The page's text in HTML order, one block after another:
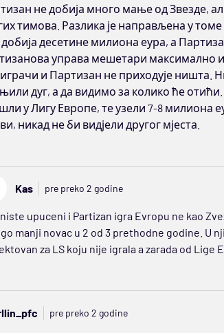
не добија много мање од Звезде,
тимова. Разлика је направљена у
добија десетине милиона еура, а
управа мешетари максимално
и Партизан не приходује ништа.
дуг, а да видимо за колико ће
у Лигу Европе, те узели 7-8 милиона
никад не би видјели другог мјеста.
Kas pre preko 2 godine
upuceni i Partizan igra Evropu ne kao
manji novac u 2 od 3 prethodne godine. U
za LS koju nije igrala a zarada od
pre preko 2 godine